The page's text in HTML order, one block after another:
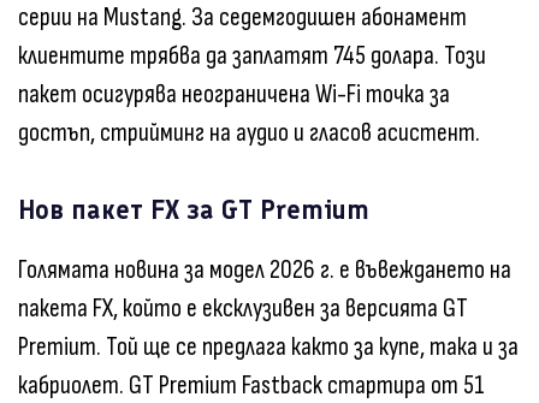
серии на Mustang. За седемгодишен абонамент
клиентите трябва да заплатят 745 долара. Този
пакет осигурява неограничена Wi-Fi точка за
достъп, стрийминг на аудио и гласов асистент.
Нов пакет FX за GT Premium
Голямата новина за модел 2026 г. е въвеждането на
пакета FX, който е ексклузивен за версията GT
Premium. Той ще се предлага както за купе, така и за
кабриолет. GT Premium Fastback стартира от 51